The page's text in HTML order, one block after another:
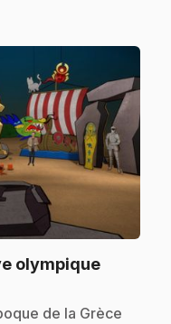
olympique.
de la Grèce